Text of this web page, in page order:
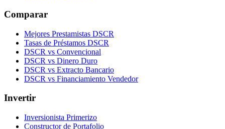
Comparar
Mejores Prestamistas DSCR
Tasas de Préstamos DSCR
DSCR vs Convencional
DSCR vs Dinero Duro
DSCR vs Extracto Bancario
DSCR vs Financiamiento Vendedor
Invertir
Inversionista Primerizo
Constructor de Portafolio